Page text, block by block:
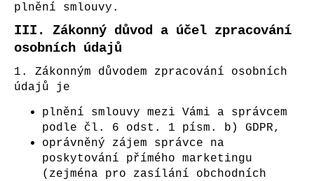
plnění smlouvy.
III. Zákonný důvod a účel zpracování
osobních údajů
1. Zákonným důvodem zpracování osobních
údajů je
plnění smlouvy mezi Vámi a správcem
podle čl. 6 odst. 1 písm. b) GDPR,
oprávněný zájem správce na
poskytování přímého marketingu
(zejména pro zasílání obchodních